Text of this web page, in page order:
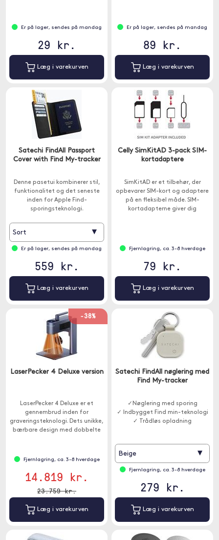
Er på lager, sendes på mandag
29 kr.
Læg i varekurven
Er på lager, sendes på mandag
89 kr.
Læg i varekurven
Satechi FindAll Passport
Cover with Find My-tracker
Denne pasetui kombinerer stil,
funktionalitet og det seneste
inden for Apple Find-
sporingsteknologi.
Sort ▾
Er på lager, sendes på mandag
559 kr.
Læg i varekurven
Celly SimKitAD 3-pack SIM-
kortadaptere
SimKitAD er et tilbehør, der
opbevarer SIM-kort og adaptere
på en fleksibel måde. SIM-
kortadapterne giver dig
Fjernlagring, ca. 3-8 hverdage
79 kr.
Læg i varekurven
-38%
LaserPecker 4 Deluxe version
LaserPecker 4 Deluxe er et
gennembrud inden for
graveringsteknologi. Dets unikke,
bærbare design med dobbelte
materialer.
Fjernlagring, ca. 3-8 hverdage
14.819 kr.
23.759 kr.
Læg i varekurven
Satechi FindAll nøglering med
Find My-tracker
✓Nøglering med sporing
✓ Indbygget Find min-teknologi
✓ Trådløs opladning
Beige ▾
Fjernlagring, ca. 3-8 hverdage
279 kr.
Læg i varekurven